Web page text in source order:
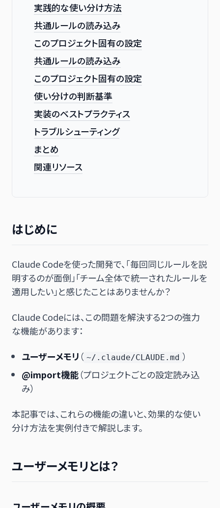
実践的な使い分け方法
共通ルールの読み込み
このプロジェクト固有の設定
共通ルールの読み込み
このプロジェクト固有の設定
使い分けの判断基準
実装のベストプラクティス
トラブルシューティング
まとめ
関連リソース
はじめに
Claude Codeを使った開発で、「毎回同じルールを説
明するのが面倒」「チーム全体で統一されたルールを
適用したい」と感じたことはありませんか？
Claude Codeには、この問題を解決する2つの強力
な機能があります：
ユーザーメモリ（ ~/.claude/CLAUDE.md ）
@import機能（プロジェクトごとの設定読み込
み）
本記事では、これらの機能の違いと、効果的な使い
分け方法を実例付きで解説します。
ユーザーメモリとは？